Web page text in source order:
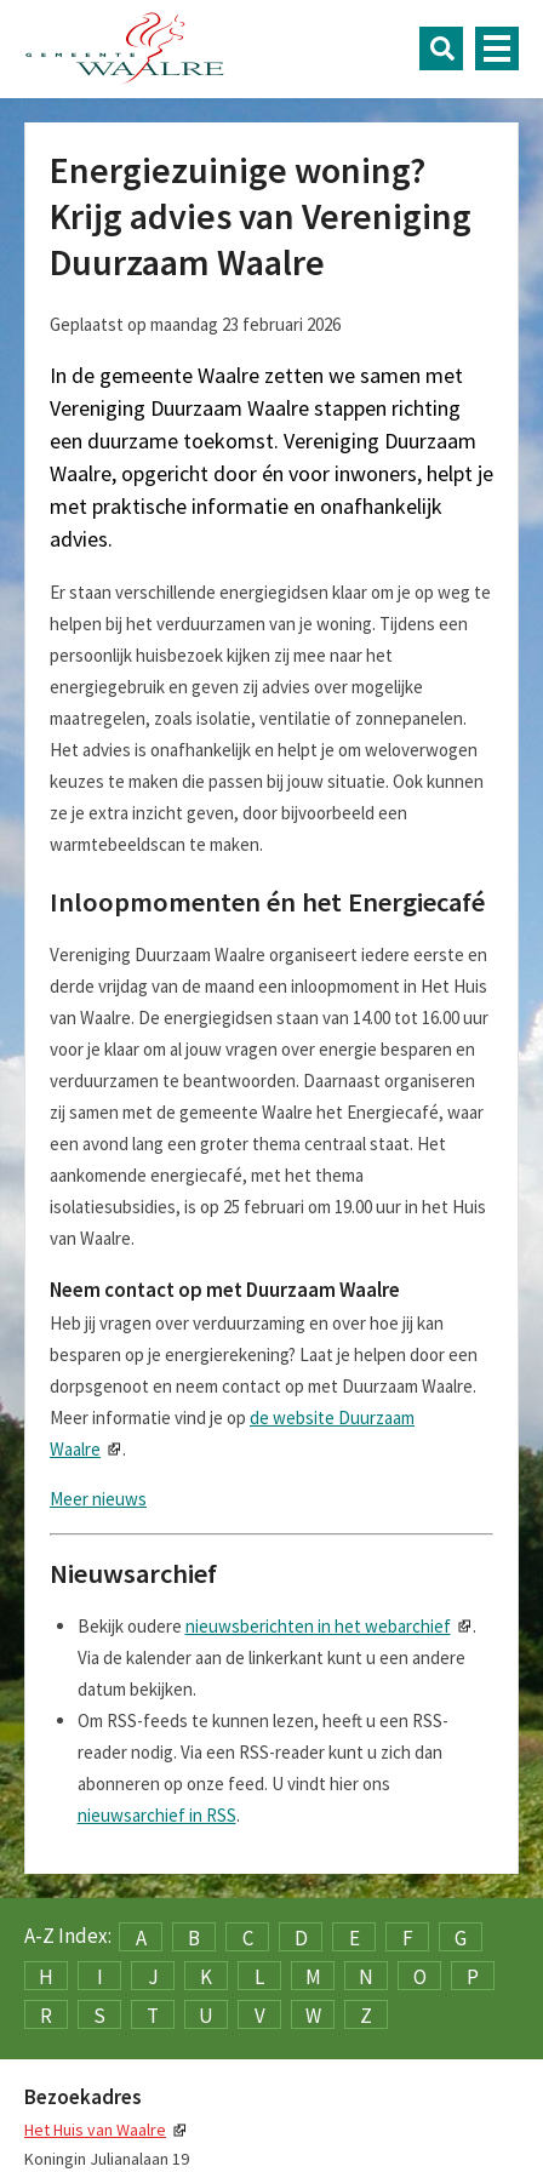
Energiezuinige woning?
Krijg advies van Vereniging
Duurzaam Waalre
Geplaatst op maandag 23 februari 2026
In de gemeente Waalre zetten we samen met
Vereniging Duurzaam Waalre stappen richting
een duurzame toekomst. Vereniging Duurzaam
Waalre, opgericht door én voor inwoners, helpt je
met praktische informatie en onafhankelijk
advies.
Er staan verschillende energiegidsen klaar om je op weg te
helpen bij het verduurzamen van je woning. Tijdens een
persoonlijk huisbezoek kijken zij mee naar het
energiegebruik en geven zij advies over mogelijke
maatregelen, zoals isolatie, ventilatie of zonnepanelen.
Het advies is onafhankelijk en helpt je om weloverwogen
keuzes te maken die passen bij jouw situatie. Ook kunnen
ze je extra inzicht geven, door bijvoorbeeld een
warmtebeeldscan te maken.
Inloopmomenten én het Energiecafé
Vereniging Duurzaam Waalre organiseert iedere eerste en
derde vrijdag van de maand een inloopmoment in Het Huis
van Waalre. De energiegidsen staan van 14.00 tot 16.00 uur
voor je klaar om al jouw vragen over energie besparen en
verduurzamen te beantwoorden. Daarnaast organiseren
zij samen met de gemeente Waalre het Energiecafé, waar
een avond lang een groter thema centraal staat. Het
aankomende energiecafé, met het thema
isolatiesubsidies, is op 25 februari om 19.00 uur in het Huis
van Waalre.
Neem contact op met Duurzaam Waalre
Heb jij vragen over verduurzaming en over hoe jij kan
besparen op je energierekening? Laat je helpen door een
dorpsgenoot en neem contact op met Duurzaam Waalre.
Meer informatie vind je op de website Duurzaam
Waalre
.
Meer nieuws
Nieuwsarchief
Bekijk oudere nieuwsberichten in het webarchief
.
Via de kalender aan de linkerkant kunt u een andere
datum bekijken.
Om RSS-feeds te kunnen lezen, heeft u een RSS-
reader nodig. Via een RSS-reader kunt u zich dan
abonneren op onze feed. U vindt hier ons
nieuwsarchief in RSS.
A-Z Index: A B C D E F
G
H
I J K L M N O
P
R
S T U V W Z
Bezoekadres
Het Huis van Waalre
Koningin Julianalaan 19